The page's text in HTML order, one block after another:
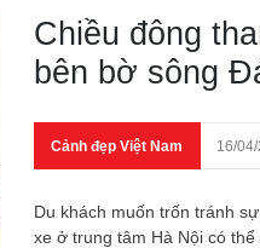
Chiều đông
bên bờ sông
Cảnh đẹp Việt Nam 16/
Du khách muốn trốn tránh
xe ở trung tâm Hà Nội có